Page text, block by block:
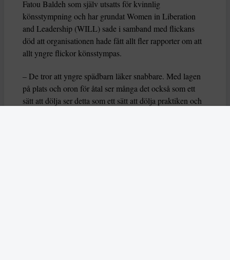
Fatou Baldeh som själv utsatts för kvinnlig
könsstympning och har grundat Women in Liberation
and Leadership (WILL) sade i samband med flickans
död att organisationen hade fått allt fler rapporter om att
allt yngre flickor könsstympas.
– De tror att yngre spädbarn läker snabbare. Med lagen
på plats och oron för åtal ser många det också som ett
sätt att dölja ser detta som ett sätt att dölja praktiken och